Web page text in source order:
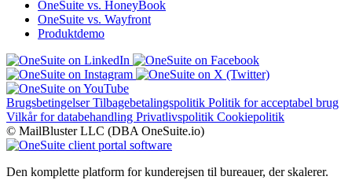
OneSuite vs. HoneyBook
OneSuite vs. Wayfront
Produktdemo
BrugsbetingelserTilbagebetalingspolitik Politik for acceptabel brug
Vilkår for databehandling Privatlivspolitik Cookiepolitik
© MailBluster LLC (DBA OneSuite.io)
Den komplette platform for kunderejsen til bureauer, der skalerer.